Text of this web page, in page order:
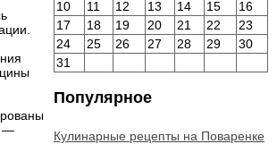
—
10
11 12 13 14 15
16
17
18 19 20 21 22
23
24
25 26 27 28 29
30
31
Популярное
Кулинарные рецепты на Поваренке